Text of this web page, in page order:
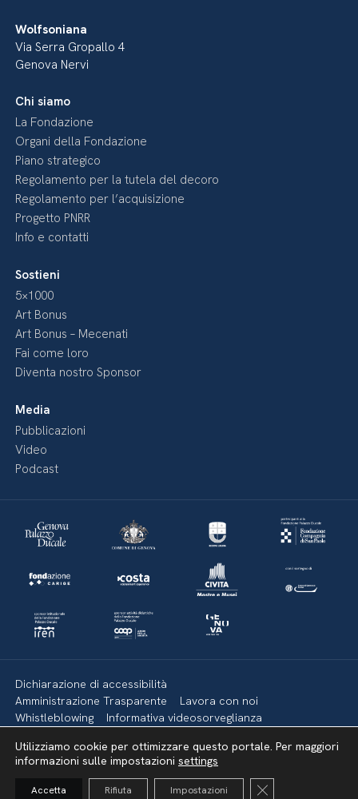
Wolfsoniana
Via Serra Gropallo 4
Genova Nervi
Chi siamo
La Fondazione
Organi della Fondazione
Piano strategico
Regolamento per la tutela del decoro
Regolamento per l’acquisizione
Progetto PNRR
Info e contatti
Sostieni
5×1000
Art Bonus
Art Bonus – Mecenati
Fai come loro
Diventa nostro Sponsor
Media
Pubblicazioni
Video
Podcast
Dichiarazione di accessibilità
Amministrazione Trasparente
Lavora con noi
Whistleblowing
Informativa videosorveglianza
Mappa del sito
Utilizziamo cookie per ottimizzare questo portale. Per maggiori
informazioni sulle impostazioni settings
Accetta Rifiuta Impostazioni Close GDPR